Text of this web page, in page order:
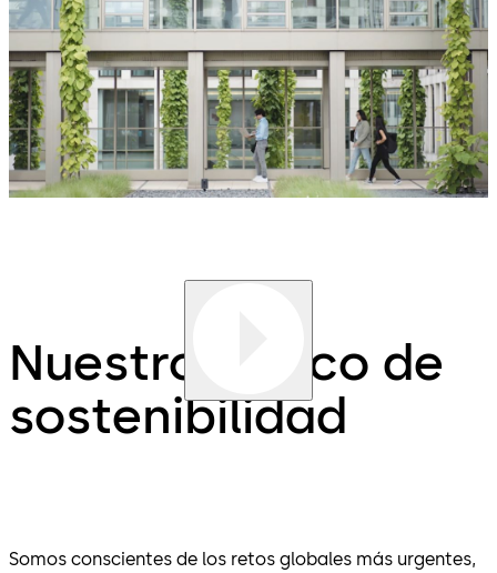
Nuestro marco de
sostenibilidad
Somos conscientes de los retos globales más urgentes,